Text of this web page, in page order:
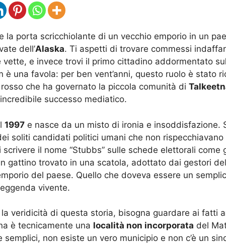
la porta scricchiolante di un vecchio emporio in un
dell’Alaska. Ti aspetti di trovare commessi
vette, e invece trovi il primo cittadino addormentato
è una favola: per ben vent’anni, questo ruolo è stato
che ha governato la piccola comunità di
successo mediatico.
1997 e nasce da un misto di ironia e insoddisfazione.
soliti candidati politici umani che non
il nome “Stubbs” sulle schede elettorali come
gattino trovato in una scatola, adottato dai gestori del
del paese. Quello che doveva essere un
vivente.
veridicità di questa storia, bisogna guardare ai fatti
è tecnicamente una località non incorporata del
semplici, non esiste un vero municipio e non c’è un